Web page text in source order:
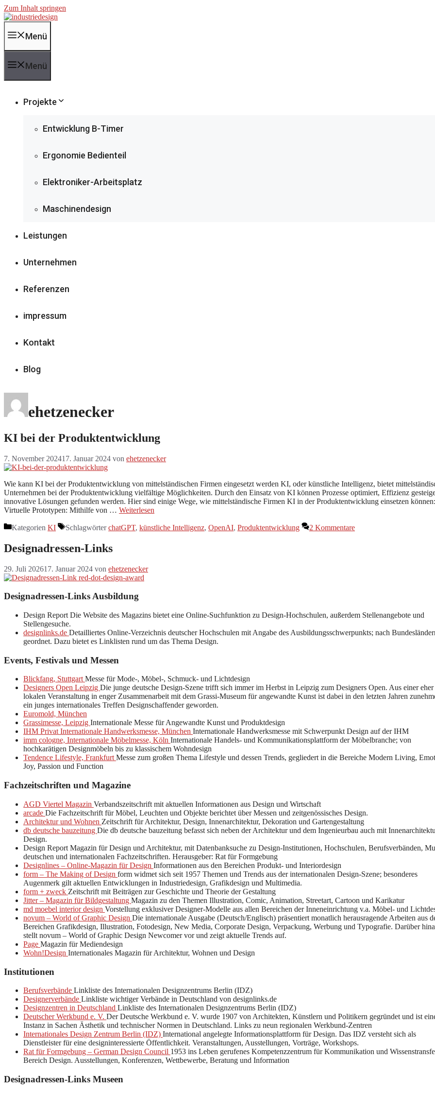
Zum Inhalt springen
Menü
Menü
Projekte
Entwicklung B-Timer
Ergonomie Bedienteil
Elektroniker-Arbeitsplatz
Maschinendesign
Leistungen
Unternehmen
Referenzen
impressum
Kontakt
Blog
ehetzenecker
KI bei der Produktentwicklung
7. November 202417. Januar 2024 von ehetzenecker
Wie kann KI bei der Produktentwicklung von mittelständischen Firmen eingesetzt werden KI, oder künstliche Intelligenz, bietet
Unternehmen bei der Produktentwicklung vielfältige Möglichkeiten. Durch den Einsatz von KI können Prozesse optimiert, Effizienz
innovative Lösungen gefunden werden. Hier sind einige Wege, wie mittelständische Firmen KI in der Produktentwicklung einsetzen können:
Virtuelle Prototypen: Mithilfe von … Weiterlesen
Kategorien KI SchlagwörterchatGPT, künstliche Intelligenz, OpenAI, Produktentwicklung 2 Kommentare
Designadressen-Links
29. Juli 202617. Januar 2024 von ehetzenecker
Designadressen-Links Ausbildung
Design Report Die Website des Magazins bietet eine Online-Suchfunktion zu Design-Hochschulen, außerdem Stellenangebote und
Stellengesuche.
designlinks.de Detailliertes Online-Verzeichnis deutscher Hochschulen mit Angabe des Ausbildungsschwerpunkts; nach
geordnet. Dazu bietet es Linklisten rund um das Thema Design.
Events, Festivals und Messen
Blickfang, StuttgartMesse für Mode-, Möbel-, Schmuck- und Lichtdesign
Designers Open Leipzig Die junge deutsche Design-Szene trifft sich immer im Herbst in Leipzig zum Designers Open. Aus einer eher
lokalen Veranstaltung in enger Zusammenarbeit mit dem Grassi-Museum für angewandte Kunst ist dabei in den letzten Jahren
ein junges internationales Treffen Designschaffender geworden.
Euromold, München
Grassimesse, Leipzig Internationale Messe für Angewandte Kunst und Produktdesign
IHM Privat Internationale Handwerksmesse, München Internationale Handwerksmesse mit Schwerpunkt Design auf der IHM
imm cologne, Internationale Möbelmesse, Köln Internationale Handels- und Kommunikationsplattform der Möbelbranche; von
hochkarätigen Designmöbeln bis zu klassischem Wohndesign
Tendence Lifestyle, FrankfurtMesse zum großen Thema Lifestyle und dessen Trends, gegliedert in die Bereiche Modern Living,
Joy, Passion und Function
Fachzeitschriften und Magazine
AGD Viertel Magazin Verbandszeitschrift mit aktuellen Informationen aus Design und Wirtschaft
arcade Die Fachzeitschrift für Möbel, Leuchten und Objekte berichtet über Messen und zeitgenössisches Design.
Architektur und Wohnen Zeitschrift für Architektur, Design, Innenarchitektur, Dekoration und Gartengestaltung
db deutsche bauzeitung Die db deutsche bauzeitung befasst sich neben der Architektur und dem Ingenieurbau auch mit
Design.
Design Report Magazin für Design und Architektur, mit Datenbanksuche zu Design-Institutionen, Hochschulen, Berufsverbänden,
deutschen und internationalen Fachzeitschriften. Herausgeber: Rat für Formgebung
Designlines – Online-Magazin für Design Informationen aus den Bereichen Produkt- und Interiordesign
form – The Making of Design form widmet sich seit 1957 Themen und Trends aus der internationalen Design-Szene; besonderes
Augenmerk gilt aktuellen Entwicklungen in Industriedesign, Grafikdesign und Multimedia.
form + zweck Zeitschrift mit Beiträgen zur Geschichte und Theorie der Gestaltung
Jitter – Magazin für Bildgestaltung Magazin zu den Themen Illustration, Comic, Animation, Streetart, Cartoon und Karikatur
md moebel interior design Vorstellung exklusiver Designer-Modelle aus allen Bereichen der Inneneinrichtung v.a. Möbel- und
novum – World of Graphic Design Die internationale Ausgabe (Deutsch/Englisch) präsentiert monatlich herausragende Arbeiten aus
Bereichen Grafikdesign, Illustration, Fotodesign, New Media, Corporate Design, Verpackung, Werbung und Typografie. Darüber
stellt novum – World of Graphic Design Newcomer vor und zeigt aktuelle Trends auf.
Page Magazin für Mediendesign
Wohn!Design Internationales Magazin für Architektur, Wohnen und Design
Institutionen
Berufsverbände Linkliste des Internationalen Designzentrums Berlin (IDZ)
Designerverbände Linkliste wichtiger Verbände in Deutschland von designlinks.de
Designzentren in Deutschland Linkliste des Internationalen Designzentrums Berlin (IDZ)
Deutscher Werkbund e. V. Der Deutsche Werkbund e. V. wurde 1907 von Architekten, Künstlern und Politikern gegründet und ist
Instanz in Sachen Ästhetik und technischer Normen in Deutschland. Links zu neun regionalen Werkbund-Zentren
Internationales Design Zentrum Berlin (IDZ) International angelegte Informationsplattform für Design. Das IDZ versteht sich als
Dienstleister für eine designinteressierte Öffentlichkeit. Veranstaltungen, Ausstellungen, Vorträge, Workshops.
Rat für Formgebung – German Design Council 1953 ins Leben gerufenes Kompetenzzentrum für Kommunikation und
Bereich Design. Ausstellungen, Konferenzen, Wettbewerbe, Beratung und Information
Designadressen-Links Museen